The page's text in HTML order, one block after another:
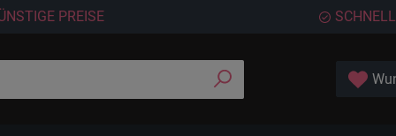
PREISE